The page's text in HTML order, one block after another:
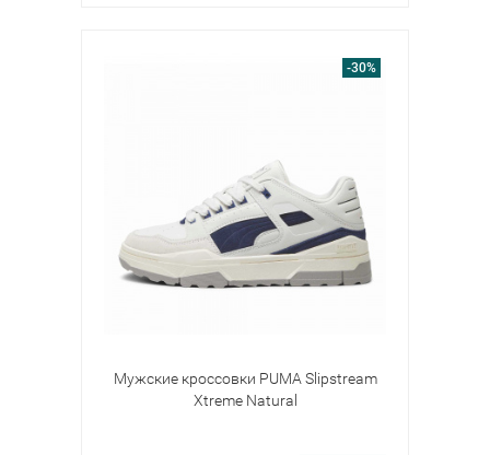
-30%
Мужские кроссовки PUMA Slipstream
Xtreme Natural